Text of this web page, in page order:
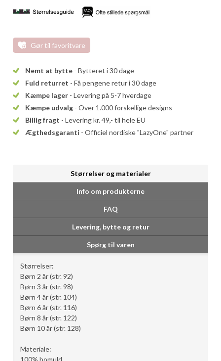
Gør til favoritvare
Nemt at bytte - Bytteret i 30 dage
Fuld returret - Få pengene retur i 30 dage
Kæmpe lager - Levering på 5-7 hverdage
Kæmpe udvalg - Over 1.000 forskellige designs
Billig fragt - Levering kr. 49,- til hele EU
Ægthedsgaranti - Officiel nordiske "LazyOne" partner
Størrelser og materialer
Info om produkterne
FAQ
Levering, bytte og retur
Spørg til varen
Størrelser:
Børn 2 år (str. 92)
Børn 3 år (str. 98)
Børn 4 år (str. 104)
Børn 6 år (str. 116)
Børn 8 år (str. 122)
Børn 10 år (str. 128)
Materiale:
100% bomuld